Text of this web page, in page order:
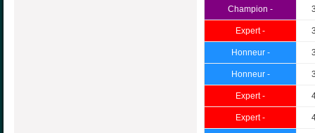
Champion -
Expert -
Honneur -
Honneur -
Expert -
Expert -